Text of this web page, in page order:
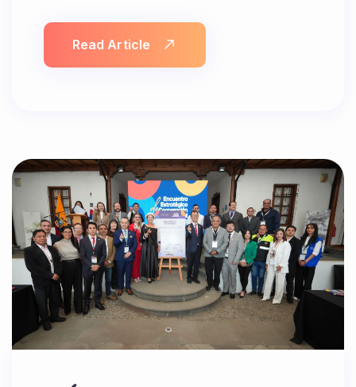
Read Article